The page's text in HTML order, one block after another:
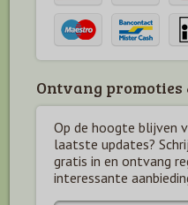
Ontvang promoties
Op de hoogte blijven
laatste updates?
gratis in en ontvang
interessante